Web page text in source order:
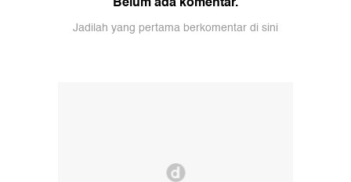
Jadilah yang pertama berkomentar di sini